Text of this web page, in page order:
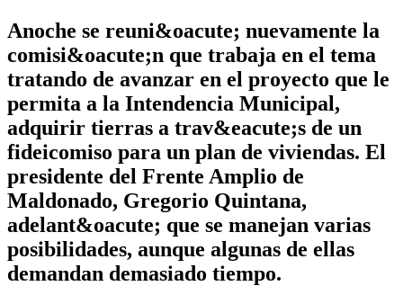
Anoche se reuni&oacute; nuevamente la
comisi&oacute;n que trabaja en el tema
tratando de avanzar en el proyecto que le
permita a la Intendencia Municipal,
adquirir tierras a trav&eacute;s de un
fideicomiso para un plan de viviendas. El
presidente del Frente Amplio de
Maldonado, Gregorio Quintana,
adelant&oacute; que se manejan varias
posibilidades, aunque algunas de ellas
demandan demasiado tiempo.